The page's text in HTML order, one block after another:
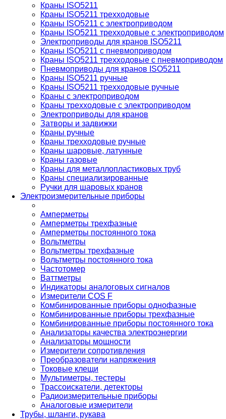
Краны ISO5211
Краны ISO5211 трехходовые
Краны ISO5211 с электроприводом
Краны ISO5211 трехходовые с электроприводом
Электроприводы для кранов ISO5211
Краны ISO5211 с пневмоприводом
Краны ISO5211 трехходовые с пневмоприводом
Пневмоприводы для кранов ISO5211
Краны ISO5211 ручные
Краны ISO5211 трехходовые ручные
Краны с электроприводом
Краны трехходовые с электроприводом
Электроприводы для кранов
Затворы и задвижки
Краны ручные
Краны трехходовые ручные
Краны шаровые, латунные
Краны газовые
Краны для металлопластиковых труб
Краны специализированные
Ручки для шаровых кранов
Электроизмерительные приборы
Амперметры
Амперметры трехфазные
Амперметры постоянного тока
Вольтметры
Вольтметры трехфазные
Вольтметры постоянного тока
Частотомер
Ваттметры
Индикаторы аналоговых сигналов
Измерители COS F
Комбинированные приборы однофазные
Комбинированные приборы трехфазные
Комбинированные приборы постоянного тока
Анализаторы качества электроэнергии
Анализаторы мощности
Измерители сопротивления
Преобразователи напряжения
Токовые клещи
Мультиметры, тестеры
Трассоискатели, детекторы
Радиоизмерительные приборы
Аналоговые измерители
Трубы, шланги, рукава